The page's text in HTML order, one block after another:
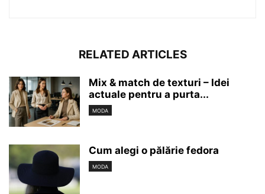
RELATED ARTICLES
Mix & match de texturi – Idei
actuale pentru a purta...
MODA
Cum alegi o pălărie fedora
MODA